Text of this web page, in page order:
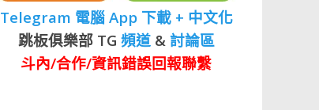
Telegram 電腦 App 下載 + 中文化
跳板俱樂部 TG 頻道& 討論區
斗內/合作/資訊錯誤回報聯繫